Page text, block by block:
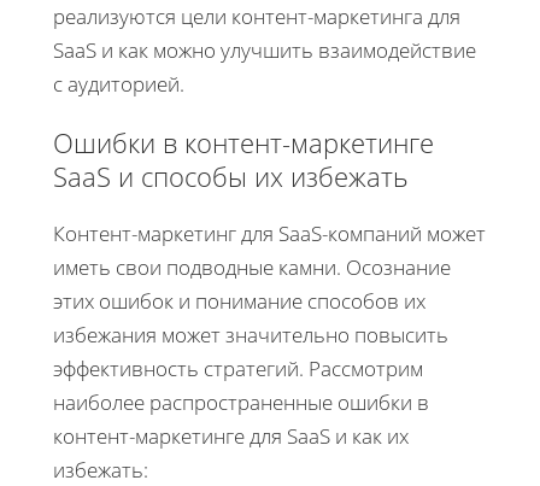
реализуются цели контент-маркетинга для
SaaS и как можно улучшить взаимодействие
с аудиторией.
Ошибки в контент-маркетинге
SaaS и способы их избежать
Контент-маркетинг для SaaS-компаний может
иметь свои подводные камни. Осознание
этих ошибок и понимание способов их
избежания может значительно повысить
эффективность стратегий. Рассмотрим
наиболее распространенные ошибки в
контент-маркетинге для SaaS и как их
избежать: